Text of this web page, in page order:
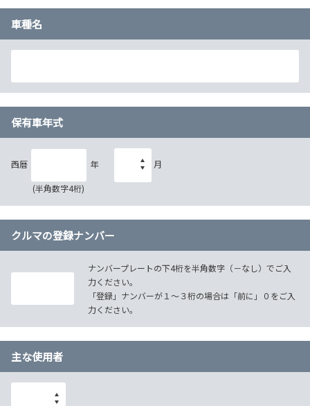
車種名
保有車年式
西暦 年
(半角数字4桁)
月
クルマの登録ナンバー
ナンバープレートの下4桁を半角数字（－なし）でご入
力ください。
「登録」ナンバーが１～３桁の場合は「前に」０をご入
力ください。
主な使用者